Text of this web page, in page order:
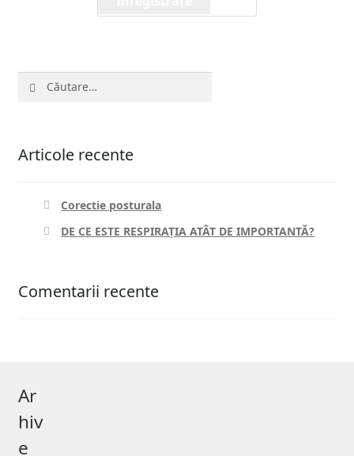
Articole recente
Corectie posturala
DE CE ESTE RESPIRAȚIA ATÂT DE IMPORTANTĂ?
Comentarii recente
Ar
hiv
e